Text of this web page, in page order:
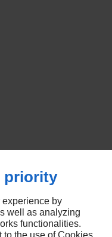
priority
by
well as analyzing
functionalities.
to the use of Cookies